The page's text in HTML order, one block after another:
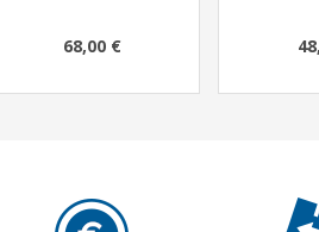
68,00 €